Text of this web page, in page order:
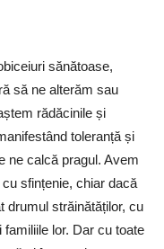
sănătoase,
să ne alterăm sau
rădăcinile și
toleranță și
ne calcă pragul. Avem
sfințenie, chiar dacă
drumul străinătăților, cu
lor. Dar cu toate